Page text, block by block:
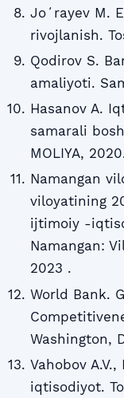
Joʻrayev M.
rivojlanish.
Qodirov S.
amaliyoti.
Hasanov A.
samarali
MOLIYA,
Namangan
viloyatining
ijtimoiy -
Namangan:
2023 .
World Bank.
Washington,
Vahobov
iqtisodiyot.